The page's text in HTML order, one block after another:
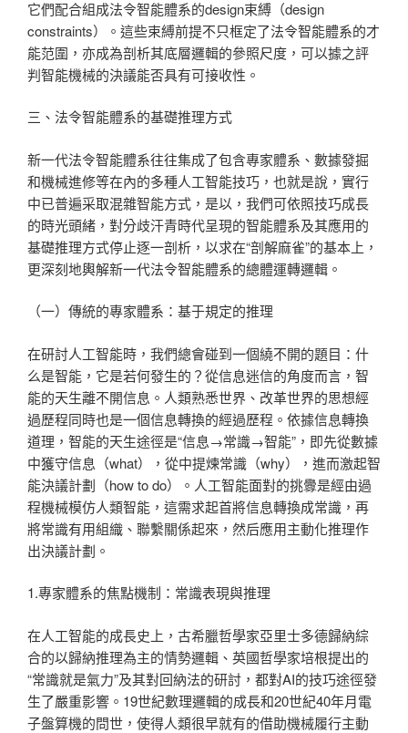
它們配合組成法令智能體系的design束縛（design
constraints）。這些束縛前提不只框定了法令智能體系的才
能范圍，亦成為剖析其底層邏輯的參照尺度，可以據之評
判智能機械的決議能否具有可接收性。
三、法令智能體系的基礎推理方式
新一代法令智能體系往往集成了包含專家體系、數據發掘
和機械進修等在內的多種人工智能技巧，也就是說，實行
中已普遍采取混雜智能方式，是以，我們可依照技巧成長
的時光頭緒，對分歧汗青時代呈現的智能體系及其應用的
基礎推理方式停止逐一剖析，以求在“剖解麻雀”的基本上，
更深刻地輿解新一代法令智能體系的總體運轉邏輯。
（一）傳統的專家體系：基于規定的推理
在研討人工智能時，我們總會碰到一個繞不開的題目：什
么是智能，它是若何發生的？從信息迷信的角度而言，智
能的天生離不開信息。人類熟悉世界、改革世界的思想經
過歷程同時也是一個信息轉換的經過歷程。依據信息轉換
道理，智能的天生途徑是“信息→常識→智能”，即先從數據
中獲守信息（what），從中提煉常識（why），進而激起智
能決議計劃（how to do）。人工智能面對的挑釁是經由過
程機械模仿人類智能，這需求起首將信息轉換成常識，再
將常識有用組織、聯繫關係起來，然后應用主動化推理作
出決議計劃。
1.專家體系的焦點機制：常識表現與推理
在人工智能的成長史上，古希臘哲學家亞里士多德歸納綜
合的以歸納推理為主的情勢邏輯、英國哲學家培根提出的
“常識就是氣力”及其對回納法的研討，都對AI的技巧途徑發
生了嚴重影響。19世紀數理邏輯的成長和20世紀40年月電
子盤算機的問世，使得人類很早就有的借助機械履行主動